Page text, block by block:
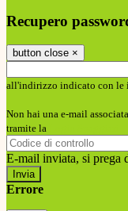
Recupero
button close ×
all'indirizzo indicato con le
Non hai una e-mail
tramite la
E-mail inviata, si prega
Errore